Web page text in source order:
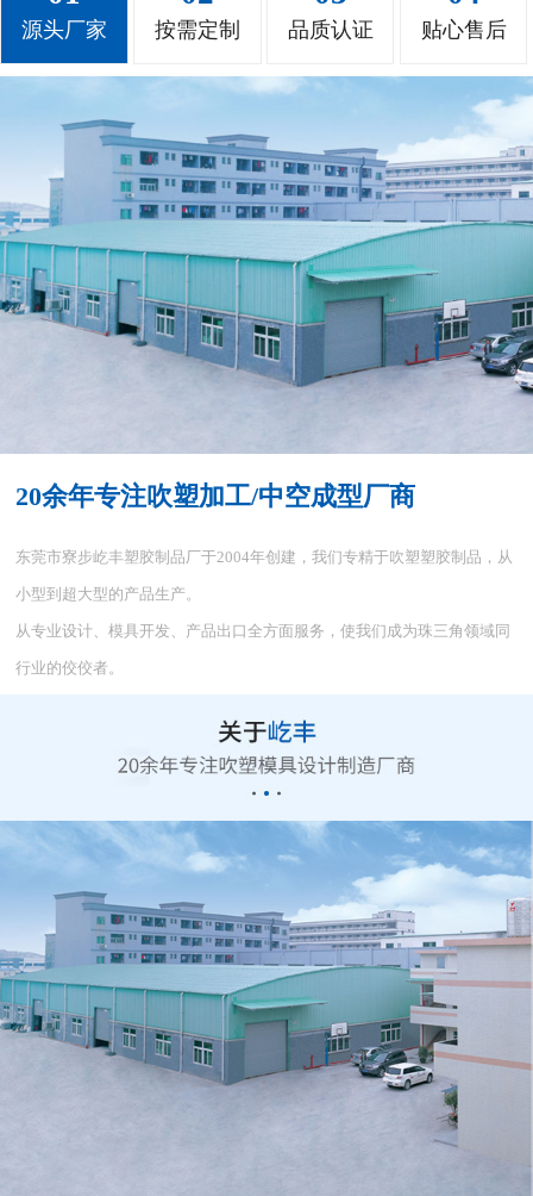
源头厂家 按需定制 品质认证 贴心售后
20余年专注吹塑加工/中空成型厂商
东莞市寮步屹丰塑胶制品厂于2004年创建，我们专精于吹塑塑胶制品，从
小型到超大型的产品生产。
从专业设计、模具开发、产品出口全方面服务，使我们成为珠三角领域同
行业的佼佼者。